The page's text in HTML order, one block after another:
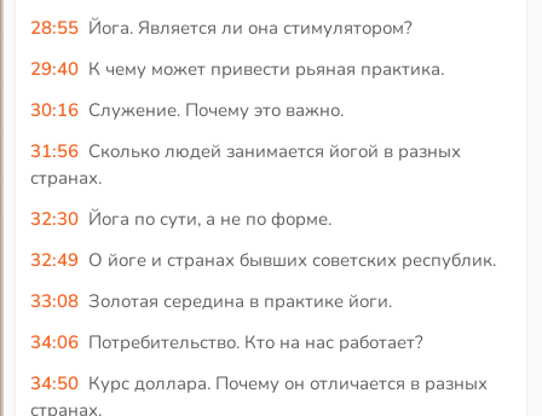
28:55 Йога. Является ли она стимулятором?
29:40 К чему может привести рьяная практика.
30:16 Служение. Почему это важно.
31:56 Сколько людей занимается йогой в разных
странах.
32:30 Йога по сути, а не по форме.
32:49 О йоге и странах бывших советских республик.
33:08 Золотая середина в практике йоги.
34:06 Потребительство. Кто на нас работает?
34:50 Курс доллара. Почему он отличается в разных
странах.